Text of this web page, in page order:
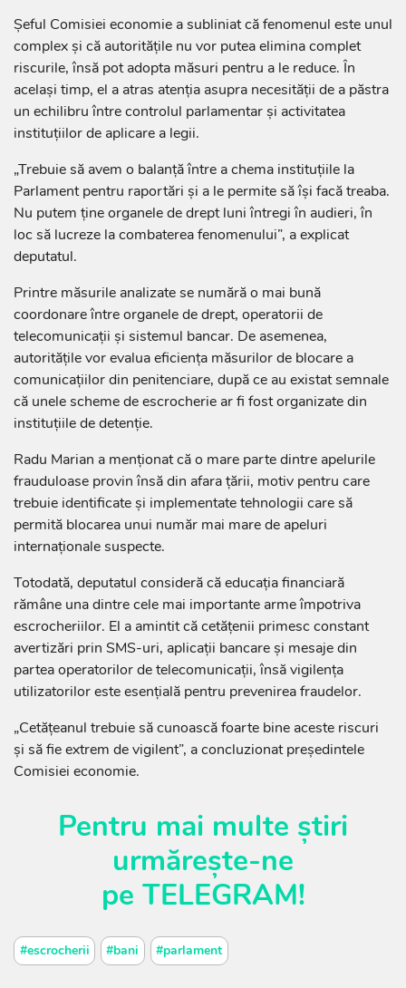
Șeful Comisiei economie a subliniat că fenomenul este unul
complex și că autoritățile nu vor putea elimina complet
riscurile, însă pot adopta măsuri pentru a le reduce. În
același timp, el a atras atenția asupra necesității de a păstra
un echilibru între controlul parlamentar și activitatea
instituțiilor de aplicare a legii.
„Trebuie să avem o balanță între a chema instituțiile la
Parlament pentru raportări și a le permite să își facă treaba.
Nu putem ține organele de drept luni întregi în audieri, în
loc să lucreze la combaterea fenomenului”, a explicat
deputatul.
Printre măsurile analizate se numără o mai bună
coordonare între organele de drept, operatorii de
telecomunicații și sistemul bancar. De asemenea,
autoritățile vor evalua eficiența măsurilor de blocare a
comunicațiilor din penitenciare, după ce au existat semnale
că unele scheme de escrocherie ar fi fost organizate din
instituțiile de detenție.
Radu Marian a menționat că o mare parte dintre apelurile
frauduloase provin însă din afara țării, motiv pentru care
trebuie identificate și implementate tehnologii care să
permită blocarea unui număr mai mare de apeluri
internaționale suspecte.
Totodată, deputatul consideră că educația financiară
rămâne una dintre cele mai importante arme împotriva
escrocheriilor. El a amintit că cetățenii primesc constant
avertizări prin SMS-uri, aplicații bancare și mesaje din
partea operatorilor de telecomunicații, însă vigilența
utilizatorilor este esențială pentru prevenirea fraudelor.
„Cetățeanul trebuie să cunoască foarte bine aceste riscuri
și să fie extrem de vigilent”, a concluzionat președintele
Comisiei economie.
Pentru mai multe știri
urmărește-ne
pe TELEGRAM!
#escrocherii #bani #parlament